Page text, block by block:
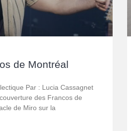
de Montréal
Par : Lucia Cassagnet
des Francos de
de Miro sur la